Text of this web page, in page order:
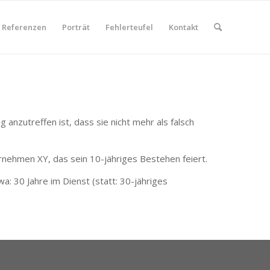
Referenzen Porträt Fehlerteufel Kontakt
anzutreffen ist, dass sie nicht mehr als falsch
XY, das sein 10-jähriges Bestehen feiert.
30 Jahre im Dienst (statt: 30-jähriges